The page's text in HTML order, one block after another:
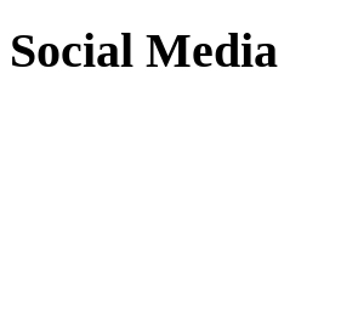
Social Media